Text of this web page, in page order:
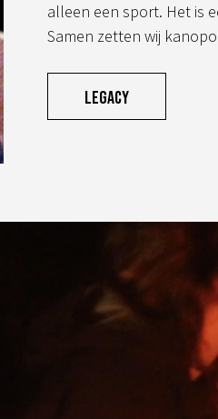
alleen een sport. Het is
Samen zetten wij
Legacy